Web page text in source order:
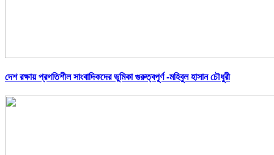
দেশ রক্ষায় প্রগতিশীল সাংবাদিকদের ভুমিকা গুরুত্বপূর্ণ -মহিবুল হাসান চৌধুরী